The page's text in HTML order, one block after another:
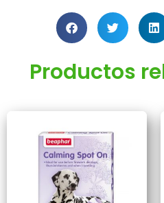
Productos